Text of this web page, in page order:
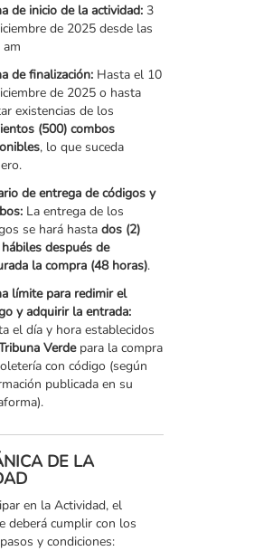
de inicio de la actividad: 3
de 2025 desde las
de finalización: Hasta el 10
de 2025 o hasta
existencias de los
(500) combos
, lo que suceda
de entrega de códigos y
La entrega de los
se hará hasta dos (2)
después de
la compra (48 horas).
límite para redimir el
y adquirir la entrada:
el día y hora establecidos
Verdepara la compra
con código (según
publicada en su
DE LA
en la Actividad, el
deberá cumplir con los
y condiciones: